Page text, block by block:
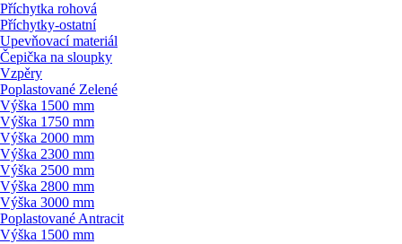
Příchytka rohová
Příchytky-ostatní
Upevňovací materiál
Čepička na sloupky
Vzpěry
Poplastované Zelené
Výška 1500 mm
Výška 1750 mm
Výška 2000 mm
Výška 2300 mm
Výška 2500 mm
Výška 2800 mm
Výška 3000 mm
Poplastované Antracit
Výška 1500 mm